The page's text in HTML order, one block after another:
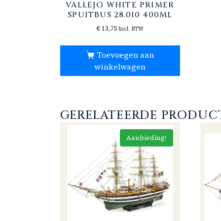
VALLEJO WHITE PRIMER
SPUITBUS 28.010 400ML
€13,75 Incl. BTW
Toevoegen aan
winkelwagen
GERELATEERDE
Aanbieding!